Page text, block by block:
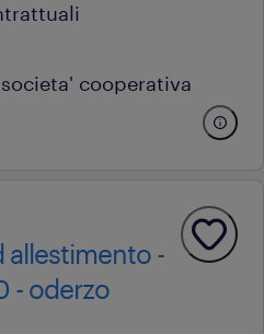
cooperativa
allestimento -
- oderzo